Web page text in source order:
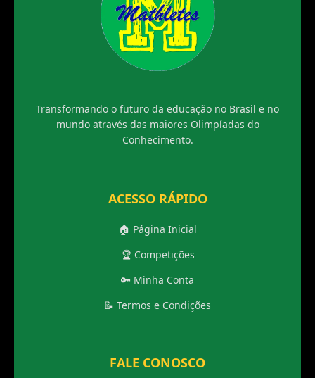
Transformando o futuro da educação no Brasil e no
mundo através das maiores Olimpíadas do
Conhecimento.
ACESSO RÁPIDO
🏠 Página Inicial
🏆 Competições
🔑 Minha Conta
📝 Termos e Condições
FALE CONOSCO